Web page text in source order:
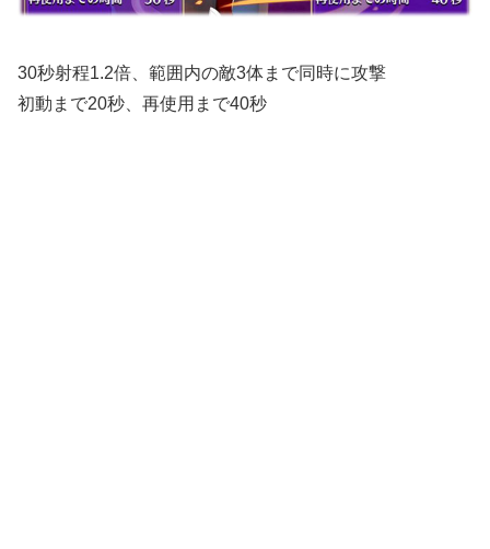
30秒射程1.2倍、範囲内の敵3体まで同時に攻撃
初動まで20秒、再使用まで40秒